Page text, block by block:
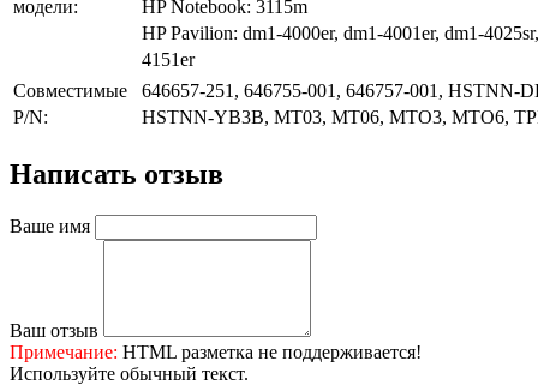
модели:
HP Notebook: 3115m
HP Pavilion: dm1-4000er, dm1-4001er, dm1-
4151er
Совместимые
P/N:
646657-251, 646755-001, 646757-001,
HSTNN-YB3B, MT03, MT06, MTO3, MTO6,
Написать отзыв
Ваше имя
Ваш отзыв
Примечание: HTML разметка не поддерживается!
Используйте обычный текст.